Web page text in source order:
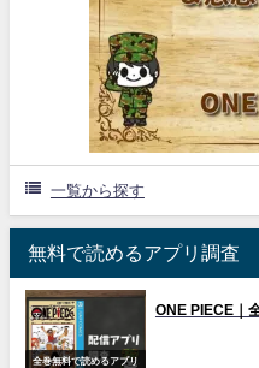
一覧から探す
無料で読めるアプリ調査
全巻無料で読めるアプリ
ONE PIECE｜